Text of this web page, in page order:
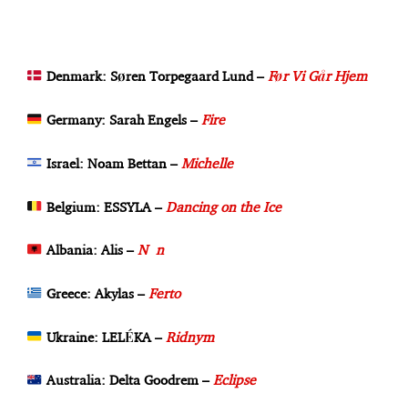
Denmark: Søren Torpegaard Lund – Før Vi Går Hjem
Germany: Sarah Engels – Fire
Israel: Noam Bettan – Michelle
Belgium: ESSYLA – Dancing on the Ice
Albania: Alis – Nân
Greece: Akylas – Ferto
Ukraine: LELÉKA – Ridnym
Australia: Delta Goodrem – Eclipse